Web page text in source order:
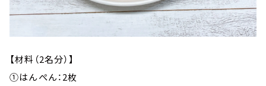
【材料（2名分）】
①はんぺん：2枚